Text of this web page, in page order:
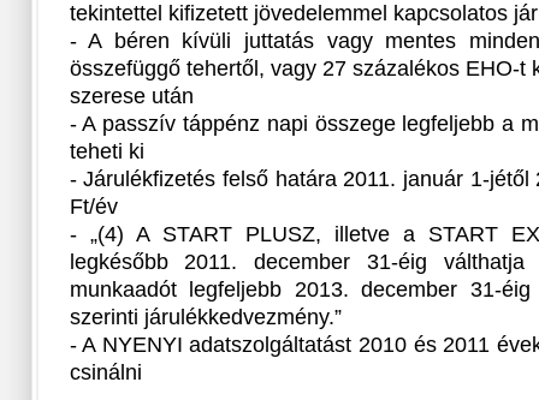
tekintettel kifizetett jövedelemmel kapcsolatos
- A béren kívüli juttatás vagy mentes
összefüggő tehertől, vagy 27 százalékos EHO-t
szerese után
- A passzív táppénz napi összege legfeljebb a
teheti ki
- Járulékfizetés felső határa 2011. január 1-
Ft/év
- „(4) A START PLUSZ, illetve a START
legkésőbb 2011. december 31-éig
munkaadót legfeljebb 2013. december 31-
szerinti járulékkedvezmény.”
- A NYENYI adatszolgáltatást 2010 és 2011
csinálni